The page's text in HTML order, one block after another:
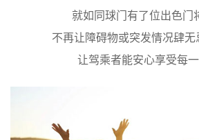
就如同球门有了位出色门
不再让障碍物或突发情况肆无
让驾乘者能安心享受每